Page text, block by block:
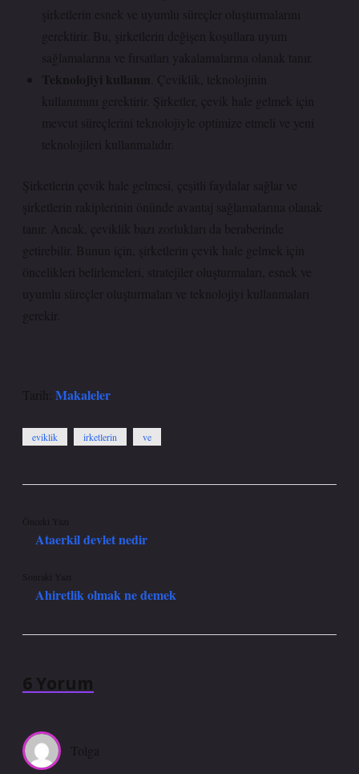
şirketlerin esnek ve uyumlu süreçler oluşturmalarını
gerektirir. Bu, şirketlerin değişen koşullara uyum
sağlamalarına ve fırsatları yakalamalarına olanak tanır.
Teknolojiyi kullanın . Çeviklik, teknolojinin
kullanımını gerektirir. Şirketler, çevik hale gelmek için
mevcut süreçlerini teknolojiyle optimize etmeli ve yeni
teknolojileri kullanmalıdır.
Şirketlerin çevik hale gelmesi, çeşitli faydalar sağlar ve
şirketlerin rakiplerinin önünde avantaj sağlamalarına olanak
tanır. Ancak, çeviklik bazı zorlukları da beraberinde
getirebilir. Bunun için, şirketlerin çevik hale gelmek için
öncelikleri belirlemeleri, stratejiler oluşturmaları, esnek ve
uyumlu süreçler oluşturmaları ve teknolojiyi kullanmaları
gerekir.
Tarih: Makaleler
eviklik irketlerin ve
Önceki Yazı
Ataerkil devlet nedir
Sonraki Yazı
Ahiretlik olmak ne demek
6 Yorum
Tolga